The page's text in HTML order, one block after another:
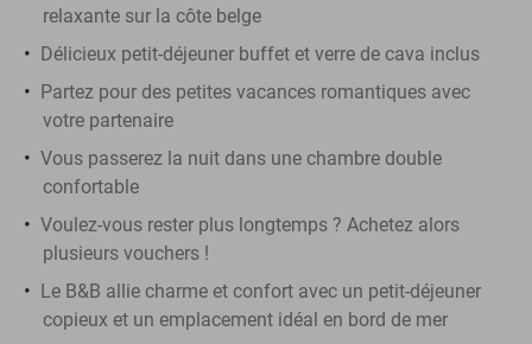
relaxante sur la côte belge
Délicieux petit-déjeuner buffet et verre de cava inclus
Partez pour des petites vacances romantiques avec
votre partenaire
Vous passerez la nuit dans une chambre double
confortable
Voulez-vous rester plus longtemps ? Achetez alors
plusieurs vouchers !
Le B&B allie charme et confort avec un petit-déjeuner
copieux et un emplacement idéal en bord de mer